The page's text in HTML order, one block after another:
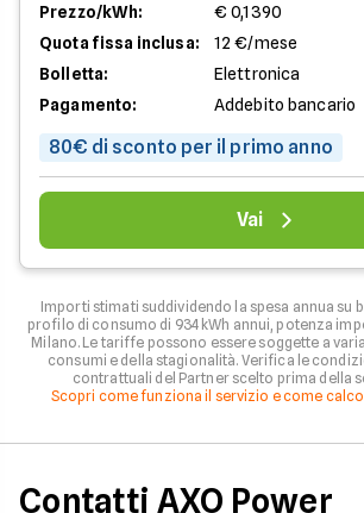
Prezzo/kWh:
€ 0,1390
Quota fissa inclusa:
12 €/mese
Bolletta:
Elettronica
Pagamento:
Addebito bancario
80€ di sconto per il primo anno
Vai
Importi stimati suddividendo la spesa annua su
profilo di consumo di 934 kWh annui, potenza
Milano. Le tariffe possono essere soggette a
consumi e della stagionalità. Verifica le
contrattuali del Partner scelto prima della
Scopri come funziona il servizio e come
Contatti AXO Power